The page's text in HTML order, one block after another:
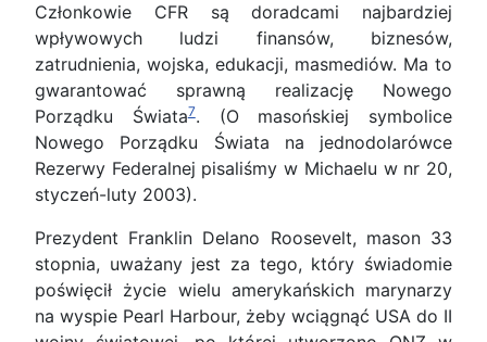
Członkowie CFR są doradcami najbardziej
wpływowych ludzi finansów, biznesów,
zatrudnienia, wojska, edukacji, masmediów. Ma to
gwarantować sprawną realizację Nowego
Porządku Świata7. (O masońskiej symbolice
Nowego Porządku Świata na jednodolarówce
Rezerwy Federalnej pisaliśmy w Michaelu w nr 20,
styczeń-luty 2003).
Prezydent Franklin Delano Roosevelt, mason 33
stopnia, uważany jest za tego, który świadomie
poświęcił życie wielu amerykańskich marynarzy
na wyspie Pearl Harbour, żeby wciągnąć USA do II